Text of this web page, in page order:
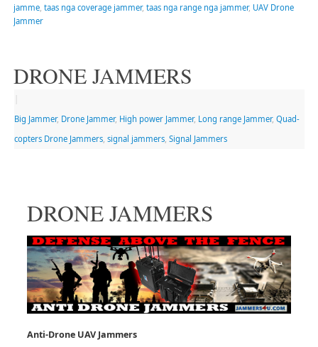
jamme, taas nga coverage jammer, taas nga range nga jammer, UAV Drone
Jammer
DRONE JAMMERS
Big Jammer, Drone Jammer, High power Jammer, Long range Jammer, Quad-
copters Drone Jammers, signal jammers, Signal Jammers
DRONE JAMMERS
Anti-Drone UAV Jammers